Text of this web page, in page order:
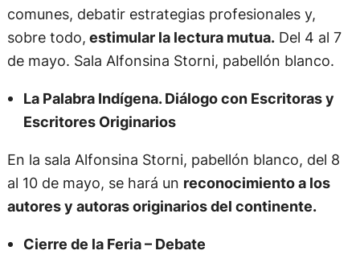
comunes, debatir estrategias profesionales y,
sobre todo, estimular la lectura mutua.Del 4 al 7
de mayo. Sala Alfonsina Storni, pabellón blanco.
La Palabra Indígena. Diálogo con Escritoras y
Escritores Originarios
En la sala Alfonsina Storni, pabellón blanco, del 8
al 10 de mayo, se hará un reconocimiento a los
autores y autoras originarios del continente.
Cierre de la Feria – Debate